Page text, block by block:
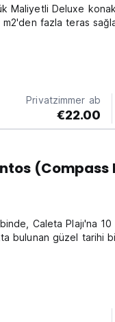
Maliyetli Deluxe
m2'den fazla teras
Privatzimmer ab
€22.00
(Compass
Caleta Plajı'na
bulunan güzel tarihi
mülktür. Ortak
odası 10 kişilik...